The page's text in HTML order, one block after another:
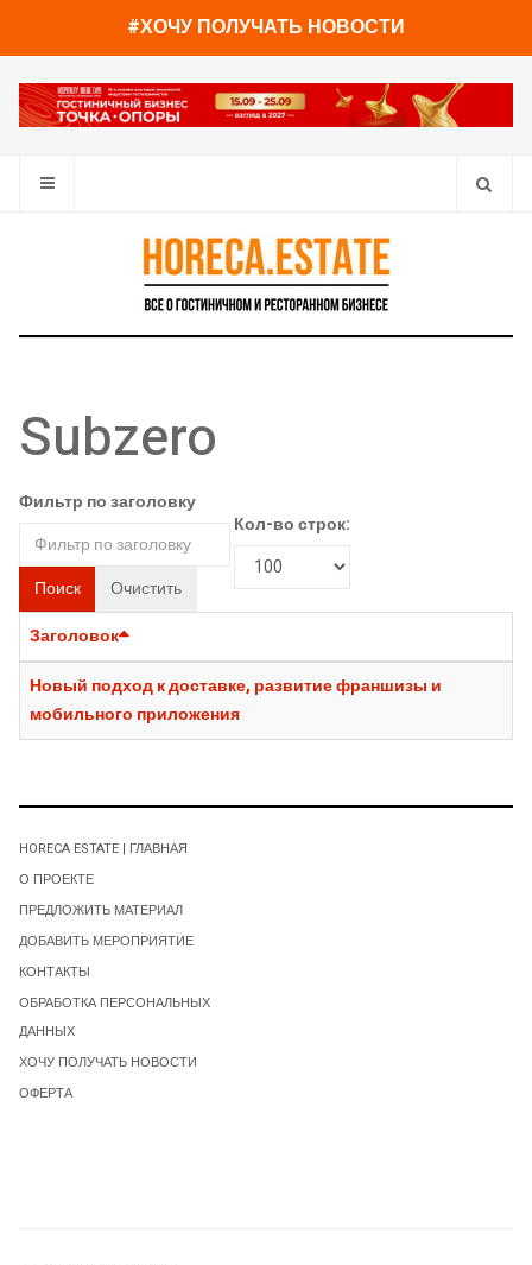
#ХОЧУ ПОЛУЧАТЬ НОВОСТИ
Subzero
Фильтр по заголовку
Поиск Очистить
Кол-во строк:
Заголовок
Новый подход к доставке, развитие франшизы и
мобильного приложения
HORECA ESTATE | ГЛАВНАЯ
О ПРОЕКТЕ
ПРЕДЛОЖИТЬ МАТЕРИАЛ
ДОБАВИТЬ МЕРОПРИЯТИЕ
КОНТАКТЫ
ОБРАБОТКА ПЕРСОНАЛЬНЫХ
ДАННЫХ
ХОЧУ ПОЛУЧАТЬ НОВОСТИ
ОФЕРТА